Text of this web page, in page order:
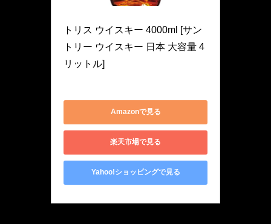
トリス ウイスキー 4000ml [サン
トリー ウイスキー 日本 大容量 4
リットル]
Amazonで見る
楽天市場で見る
Yahoo!ショッピングで見る